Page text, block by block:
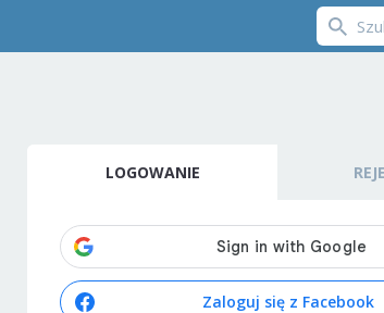
LOGOWANIE
Zaloguj się z Facebook